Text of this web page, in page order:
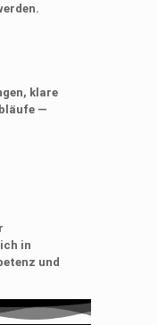
klare
—
in
und